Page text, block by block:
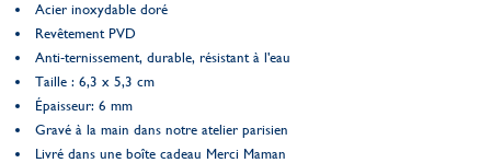
Acier inoxydable doré
Revêtement PVD
Anti-ternissement, durable, résistant à l'eau
Taille : 6,3 x 5,3 cm
Épaisseur: 6 mm
Gravé à la main dans notre atelier parisien
Livré dans une boîte cadeau Merci Maman